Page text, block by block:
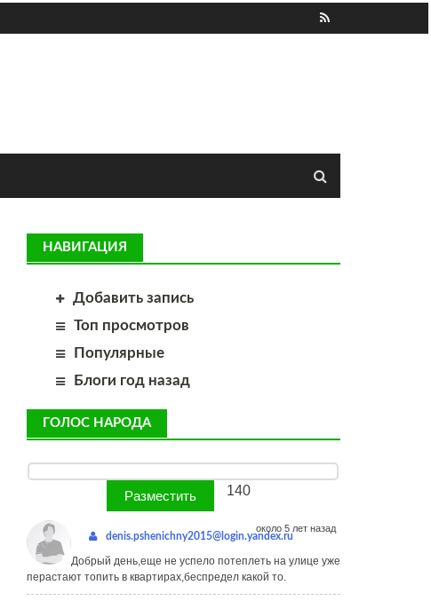
НАВИГАЦИЯ
Добавить запись
Топ просмотров
Популярные
Блоги год назад
ГОЛОС НАРОДА
140
denis.pshenichny2015@login.yandex.ru
около 5 лет назад
Добрый день,еще не успело потеплеть на улице уже
перастают топить в квартирах,беспредел какой то.